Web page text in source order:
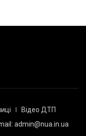
Відео ДТП
admin@nua.in.ua